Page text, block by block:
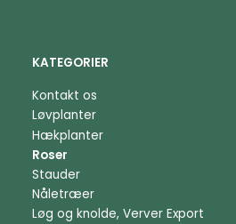
KATEGORIER
Kontakt os
Løvplanter
Hækplanter
Roser
Stauder
Nåletræer
Løg og knolde, Verver Export